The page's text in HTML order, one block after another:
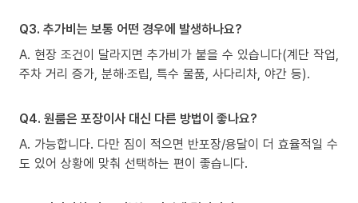
Q3. 추가비는 보통 어떤 경우에 발생하나요?
A. 현장 조건이 달라지면 추가비가 붙을 수 있습니다(계단 작업,
주차 거리 증가, 분해·조립, 특수 물품, 사다리차, 야간 등).
Q4. 원룸은 포장이사 대신 다른 방법이 좋나요?
A. 가능합니다. 다만 짐이 적으면 반포장/용달이 더 효율적일 수
도 있어 상황에 맞춰 선택하는 편이 좋습니다.